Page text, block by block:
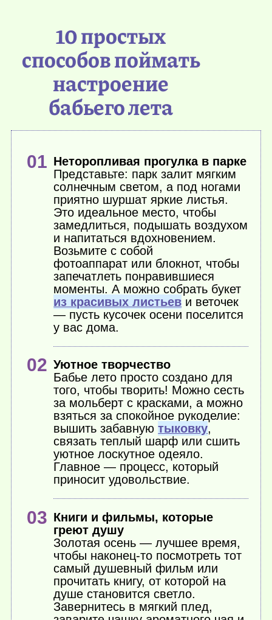
10 простых
способов поймать
настроение
бабьего лета
Неторопливая прогулка в парке
Представьте: парк залит мягким
солнечным светом, а под ногами
приятно шуршат яркие листья.
Это идеальное место, чтобы
замедлиться, подышать воздухом
и напитаться вдохновением.
Возьмите с собой
фотоаппарат или блокнот, чтобы
запечатлеть понравившиеся
моменты. А можно собрать букет
из красивых листьев и веточек
— пусть кусочек осени поселится
у вас дома.
Уютное творчество
Бабье лето просто создано для
того, чтобы творить! Можно сесть
за мольберт с красками, а можно
взяться за спокойное рукоделие:
вышить забавнуютыковку,
связать теплый шарф или сшить
уютное лоскутное одеяло.
Главное — процесс, который
приносит удовольствие.
Книги и фильмы, которые
греют душу
Золотая осень — лучшее время,
чтобы наконец-то посмотреть тот
самый душевный фильм или
прочитать книгу, от которой на
душе становится светло.
Завернитесь в мягкий плед,